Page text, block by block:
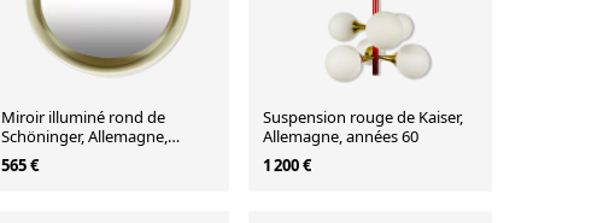
Miroir illuminé rond de
Schöninger, Allemagne,
années 1970
565 €
Suspension rouge de Kaiser,
Allemagne, années 60
1 200 €